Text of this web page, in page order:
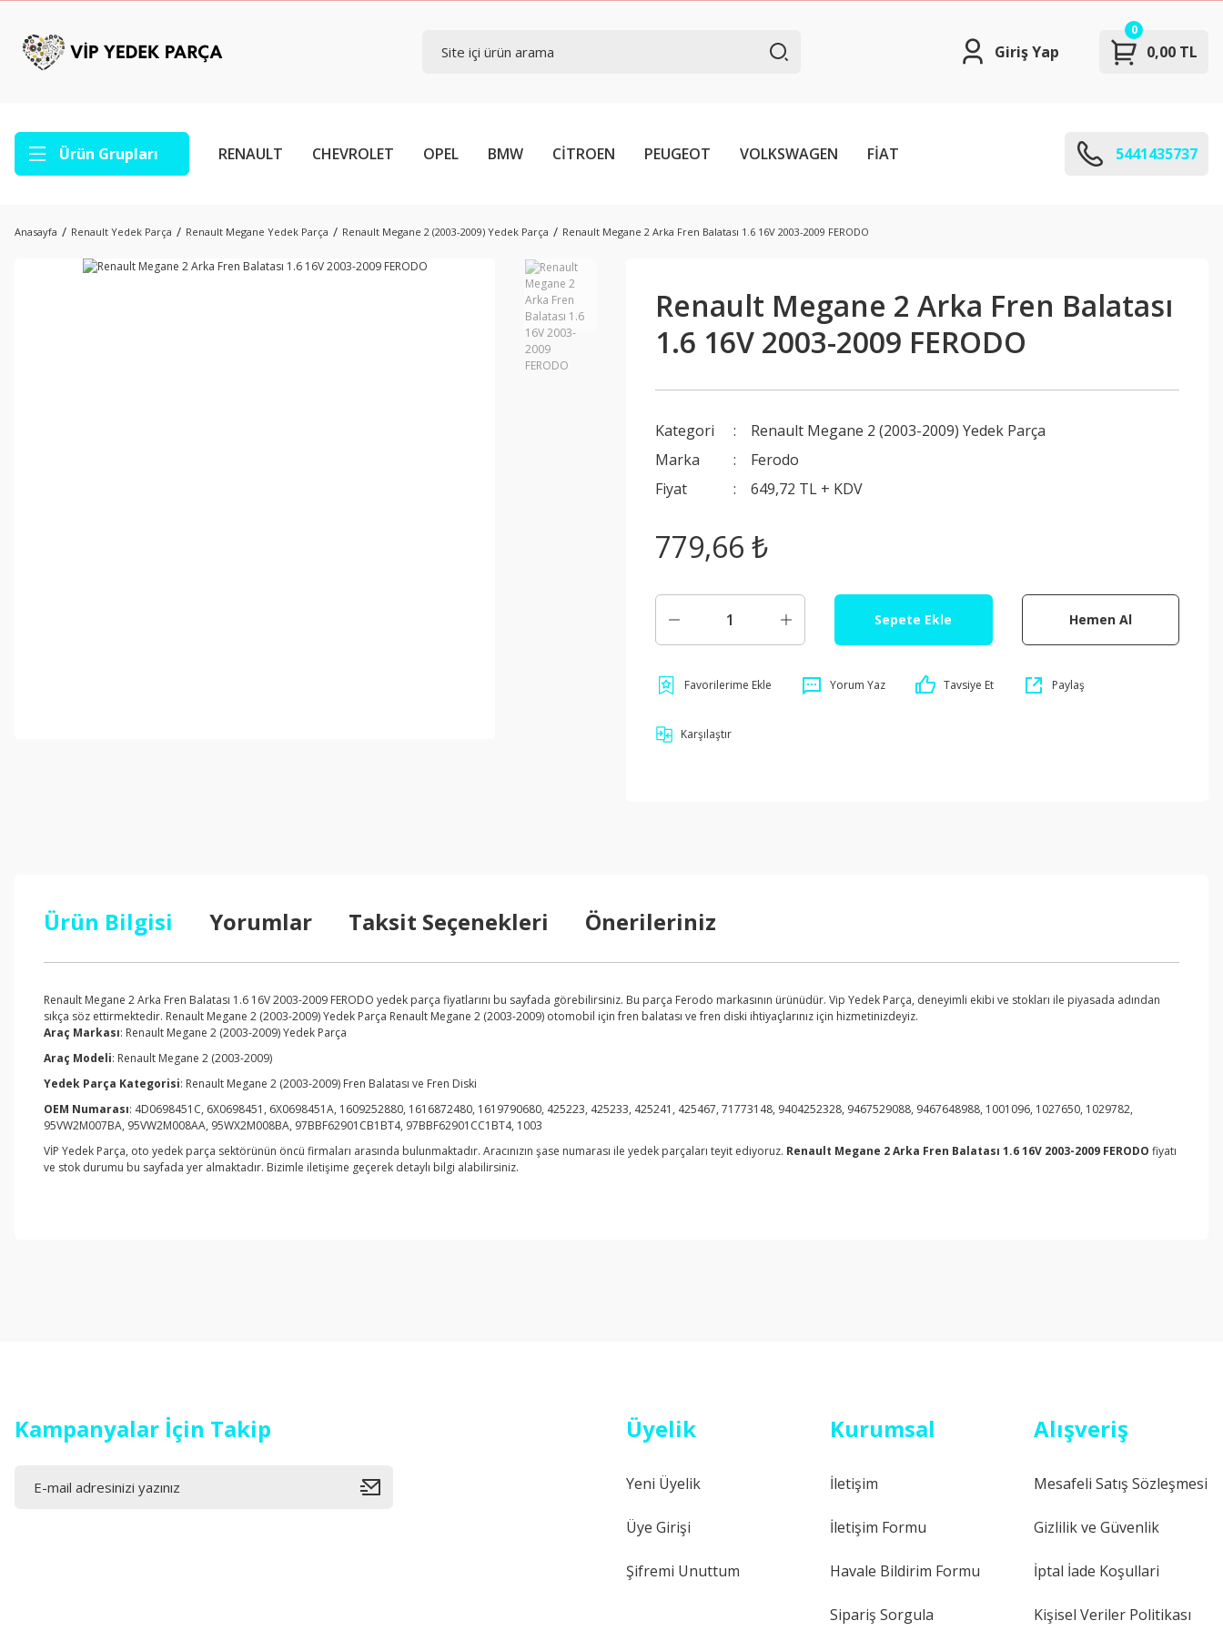
Giriş Yap 0,00 TL
0
Ürün Grupları RENAULT CHEVROLET OPEL BMW CİTROEN PEUGEOT VOLKSWAGEN FİAT 5441435737
Anasayfa Renault Yedek Parça Renault Megane Yedek Parça Renault Megane 2 (2003-2009) Yedek Parça Renault Megane 2 Arka Fren Balatası 1.6 16V 2003-2009 FERODO
Renault Megane 2 Arka Fren Balatası
1.6 16V 2003-2009 FERODO
Kategori
Renault Megane 2 (2003-2009) Yedek Parça
Marka
Ferodo
Fiyat
649,72 TL + KDV
779,66 ₺
Sepete Ekle Hemen Al
Yorum Yaz Tavsiye Et Paylaş
Karşılaştır
Ürün Bilgisi Yorumlar Taksit Seçenekleri Önerileriniz
Renault Megane 2 Arka Fren Balatası 1.6 16V 2003-2009 FERODO yedek parça fiyatlarını bu sayfada görebilirsiniz. Bu parça Ferodo markasının ürünüdür. Vip Yedek Parça, deneyimli ekibi ve stokları ile piyasada adından
sıkça söz ettirmektedir. Renault Megane 2 (2003-2009) Yedek Parça Renault Megane 2 (2003-2009) otomobil için fren balatası ve fren diski ihtiyaçlarınız için hizmetinizdeyiz.
Araç Markası: Renault Megane 2 (2003-2009) Yedek Parça
Araç Modeli: Renault Megane 2 (2003-2009)
Yedek Parça Kategorisi: Renault Megane 2 (2003-2009) Fren Balatası ve Fren Diski
OEM Numarası: 4D0698451C, 6X0698451, 6X0698451A, 1609252880, 1616872480, 1619790680, 425223, 425233, 425241, 425467, 71773148, 9404252328, 9467529088, 9467648988, 1001096, 1027650, 1029782,
95VW2M007BA, 95VW2M008AA, 95WX2M008BA, 97BBF62901CB1BT4, 97BBF62901CC1BT4, 1003
VİP Yedek Parça, oto yedek parça sektörünün öncü firmaları arasında bulunmaktadır. Aracınızın şase numarası ile yedek parçaları teyit ediyoruz. Renault Megane 2 Arka Fren Balatası 1.6 16V 2003-2009 FERODO fiyatı
ve stok durumu bu sayfada yer almaktadır. Bizimle iletişime geçerek detaylı bilgi alabilirsiniz.
Kampanyalar İçin Takip Üyelik
Yeni Üyelik
Üye Girişi
Şifremi Unuttum
Kurumsal
İletişim
İletişim Formu
Havale Bildirim Formu
Sipariş Sorgula
Alışveriş
Mesafeli Satış Sözleşmesi
Gizlilik ve Güvenlik
İptal İade Koşullari
Kişisel Veriler Politikası